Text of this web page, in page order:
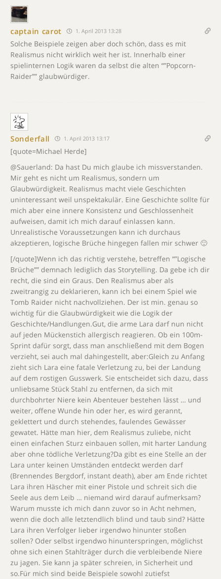
captain carot 1. April 2013 13:28
Solche Beispiele zeigen aber doch schön, dass es mit
Realismus nicht wirklich weit her ist. Innerhalb einer
spielinternen Logik waren da selbst die alten “”Popcorn-
Raider”” glaubwürdiger.
Sonderfall 1. April 2013 13:17
[quote=Michael Herde]
@Sauerland: Da hast Du mich glaube ich missverstanden.
Mir geht es nicht um Realismus, sondern um
Glaubwürdigkeit. Realismus macht viele Geschichten
uninteressant weil unspektakulär. Eine Geschichte sollte für
mich aber eine innere Konsistenz und Geschlossenheit
aufweisen, damit ich mich darauf einlassen kann.
Unrealistische Voraussetzungen kann ich durchaus
akzeptieren, logische Brüche hingegen fallen mir schwer 🙂
[/quote]Wenn ich das richtig verstehe, betreffen “”Logische
Brüche”” demnach lediglich das Storytelling. Da gebe ich dir
recht, die sind ein Graus. Den Realismus aber als
zweitrangig zu deklarieren, kann ich bei einem Spiel wie
Tomb Raider nicht nachvollziehen. Der ist min. genau so
wichtig für die Glaubwürdigkeit wie die Logik der
Geschichte/Handlungen.Gut, die arme Lara darf nun nicht
auf jeden Mückenstich allergisch reagieren. Ob ein 100m-
Sprint dafür sorgt, dass man anschließend mit dem Bogen
verzieht, sei auch mal dahingestellt, aber:Gleich zu Anfang
zieht sich Lara eine fatale Verletzung zu, bei der Landung
auf dem rostigen Gusswerk. Sie entscheidet sich dazu, dass
unliebsame Stück Stahl zu entfernen, da sich mit
durchbohrter Niere kein Abenteuer bestehen lässt … und
weiter, offene Wunde hin oder her, es wird gerannt,
geklettert und durch stehendes, faulendes Gewässer
gewatet. Hätte man hier, dem Realismus zuliebe, nicht
einen einfachen Sturz einbauen sollen, mit harter Landung
aber ohne tödliche Verletzung?Da gibt es eine Stelle an der
Lara unter keinen Umständen entdeckt werden darf
(Brennendes Bergdorf, instant death), aber am Ende richtet
Lara ihren Häscher mit einer Pistole und schreit sich die
Seele aus dem Leib … niemand wird darauf aufmerksam?
Warum musste ich mich dann zuvor so in Acht nehmen,
wenn die doch alle letztendlich blind und taub sind? Hätte
Lara ihren Verfolger lieber irgendwo hinunter stoßen
sollen? Oder selbst irgendwo hinunterspringen, möglichst
ohne sich einen Stahlträger durch die verbleibende Niere
zu jagen. Sie kann ja später schreien, in Sicherheit und
so.Für mich sind beide Beispiele sowohl zutiefst